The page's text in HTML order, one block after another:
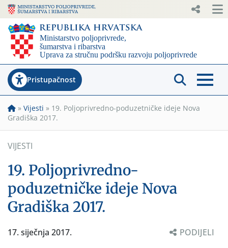
Pristupačnost
» Vijesti » 19. Poljoprivredno-poduzetničke ideje Nova
Gradiška 2017.
VIJESTI
19. Poljoprivredno-
poduzetničke ideje Nova
Gradiška 2017.
17. siječnja 2017. PODIJELI